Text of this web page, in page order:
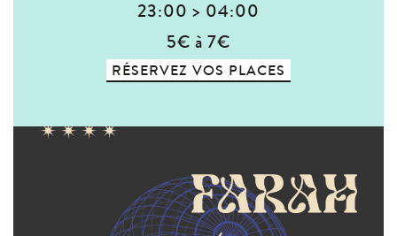
23:00 > 04:00
5€ à 7€
RÉSERVEZ VOS PLACES